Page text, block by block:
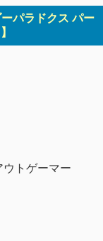
パラドクス パー
ウトゲーマー